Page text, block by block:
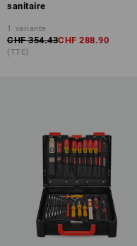
sanitaire
1 variante
CHF 354.43CHF 288.90
(TTC)